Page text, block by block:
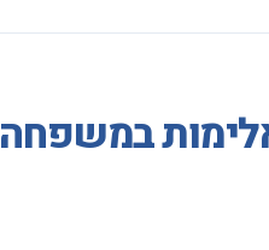
במשפחה